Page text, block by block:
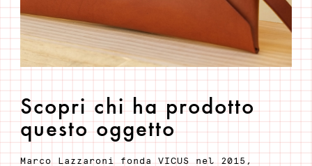
Scopri chi ha prodotto
questo oggetto
Marco Lazzaroni fonda VICUS nel 2015,